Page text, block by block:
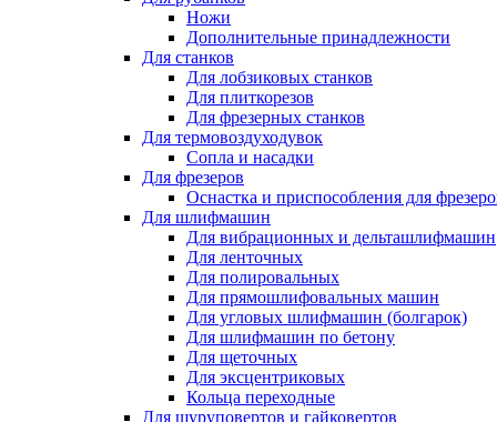
Ножи
Дополнительные принадлежности
Для станков
Для лобзиковых станков
Для плиткорезов
Для фрезерных станков
Для термовоздуходувок
Сопла и насадки
Для фрезеров
Оснастка и приспособления для
Для шлифмашин
Для вибрационных и дельташлифмашин
Для ленточных
Для полировальных
Для прямошлифовальных машин
Для угловых шлифмашин (болгарок)
Для шлифмашин по бетону
Для щеточных
Для эксцентриковых
Кольца переходные
Для шуруповертов и гайковертов